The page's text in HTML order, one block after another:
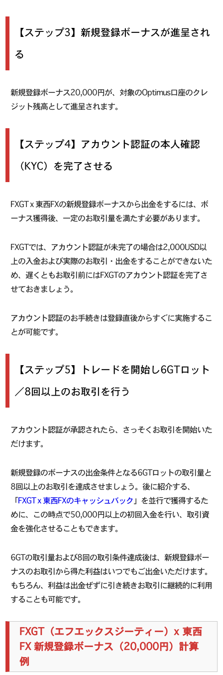
【ステップ3】新規登録ボーナスが進呈され
る
新規登録ボーナス20,000円が、対象のOptimus口座のクレ
ジット残高として進呈されます。
【ステップ4】アカウント認証の本人確認
（KYC）を完了させる
FXGT x 東西FXの新規登録ボーナスから出金をするには、ボ
ーナス獲得後、一定のお取引量を満たす必要があります。
FXGTでは、アカウント認証が未完了の場合は2,000USD以
上の入金および実際のお取引・出金をすることができないた
め、遅くともお取引前にはFXGTのアカウント認証を完了さ
せておきましょう。
アカウント認証のお手続きは登録直後からすぐに実施するこ
とが可能です。
【ステップ5】トレードを開始し6GTロット
／8回以上のお取引を行う
アカウント認証が承認されたら、さっそくお取引を開始いた
だけます。
新規登録のボーナスの出金条件となる6GTロットの取引量と
8回以上のお取引を達成させましょう。後に紹介する、
「FXGT x 東西FXのキャッシュバック 」を並行で獲得するた
めに、この時点で50,000円以上の初回入金を行い、取引資
金を強化させることもできます。
6GTの取引量および8回の取引条件達成後は、新規登録ボー
ナスのお取引から得た利益はいつでもご出金いただけます。
もちろん、利益は出金ぜずに引き続きお取引に継続的に利用
することも可能です。
FXGT（エフエックスジーティー）x 東西
FX 新規登録ボーナス（20,000円）計算
例